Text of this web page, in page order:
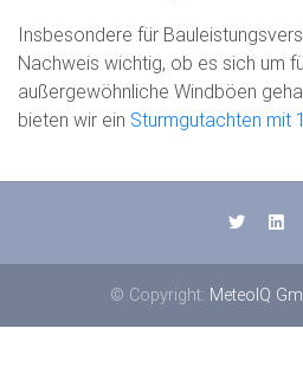
Insbesondere für
Nachweis wichtig, ob es sich um
außergewöhnliche Windböen
bieten wir ein Sturmgutachten mit
© Copyright: MeteoIQ